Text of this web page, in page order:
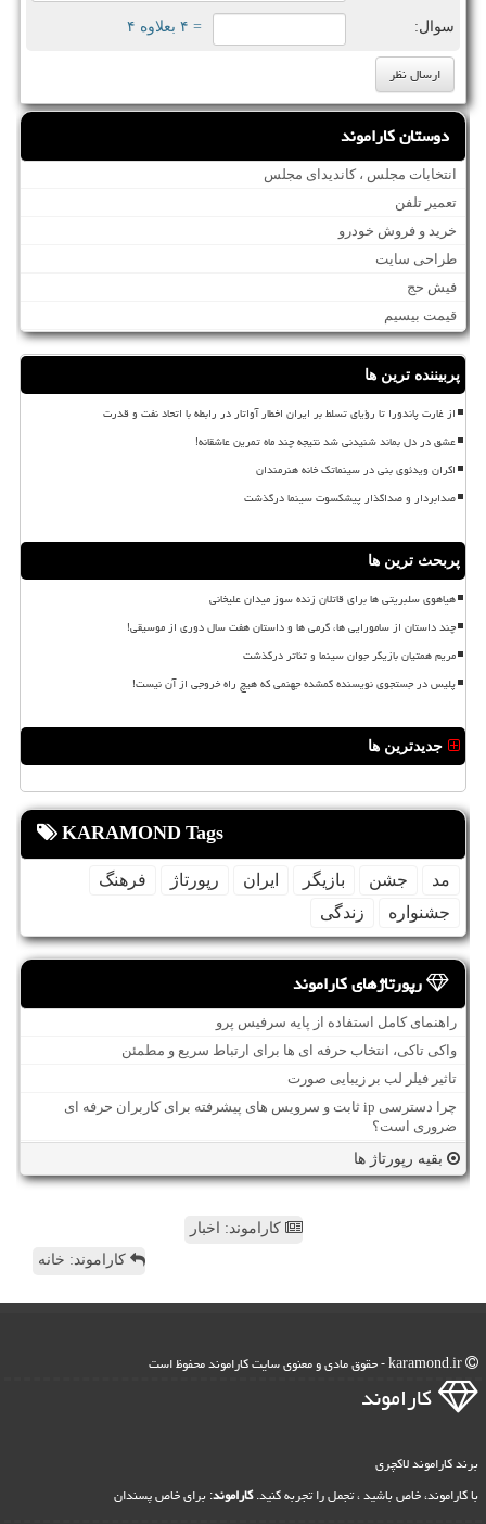
سوال: = ۴ بعلاوه ۴
دوستان کاراموند
انتخابات مجلس ، کاندیدای مجلس
تعمیر تلفن
خرید و فروش خودرو
طراحی سایت
فیش حج
قیمت بیسیم
پربیننده ترین ها
از غارت پاندورا تا رؤیای تسلط بر ایران اخطار آواتار در رابطه با اتحاد نفت و قدرت
عشق در دل بماند شنیدنی شد نتیجه چند ماه تمرین عاشقانه!
اکران ویدئوی بنی در سینماتک خانه هنرمندان
صدابردار و صداگذار پیشکسوت سینما درگذشت
پربحث ترین ها
هیاهوی سلبریتی ها برای قاتلان زنده سوز میدان علیخانی
چند داستان از سامورایی ها، گرمی ها و داستان هفت سال دوری از موسیقی!
مریم همتیان بازیگر جوان سینما و تئاتر درگذشت
پلیس در جستجوی نویسنده گمشده جهنمی که هیچ راه خروجی از آن نیست!
جدیدترین ها
KARAMOND Tags
مد جشن بازیگر ایران رپورتاژ
فرهنگ
جشنواره
زندگی
رپورتاژهای کاراموند
راهنمای کامل استفاده از پایه سرفیس پرو
واکی تاکی، انتخاب حرفه ای ها برای ارتباط سریع و مطمئن
تاثیر فیلر لب بر زیبایی صورت
چرا دسترسی ip ثابت و سرویس های پیشرفته برای کاربران حرفه ای
ضروری است؟
بقیه رپورتاژ ها
کاراموند: اخبار
کاراموند: خانه
كاراموند
برند کاراموند لاکچری
با کاراموند، خاص باشید ، تجمل را تجربه کنید.کاراموند: برای خاص پسندان